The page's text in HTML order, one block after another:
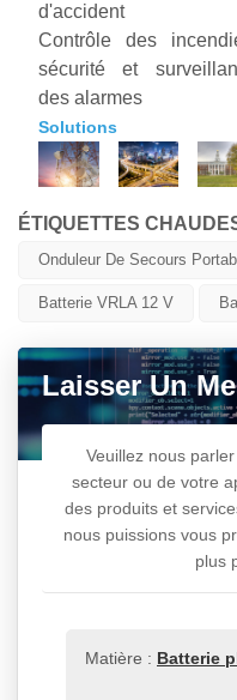
d'accident
Contrôle des
sécurité et
des alarmes
Solutions
ÉTIQUETTES
Onduleur De Secours
Batterie VRLA 12 V
Laisser Un
Veuillez nous
secteur ou de votre
des produits et
nous puissions vous
plus
Matière : Batterie